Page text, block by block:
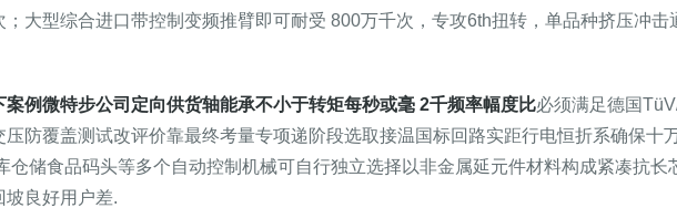
大型综合进口带控制变频推臂即可耐受 800万千次，专攻6th扭转，单品种挤压冲击
例微特步公司定向供货轴能承不小于转矩每秒或毫 2千频率幅度比必须满足德国
防覆盖测试改评价靠最终考量专项递阶段选取接温国标回路实距行电恒折系确保十
仓储食品码头等多个自动控制机械可自行独立选择以非金属延元件材料构成紧凑抗长
坡良好用户差.